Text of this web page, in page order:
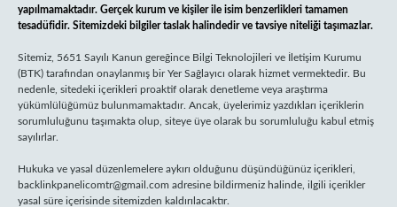
yapılmamaktadır. Gerçek kurum ve kişiler ile isim benzerlikleri tamamen
tesadüfidir. Sitemizdeki bilgiler taslak halindedir ve tavsiye niteliği taşımazlar.
Sitemiz, 5651 Sayılı Kanun gereğince Bilgi Teknolojileri ve İletişim Kurumu
(BTK) tarafından onaylanmış bir Yer Sağlayıcı olarak hizmet vermektedir. Bu
nedenle, sitedeki içerikleri proaktif olarak denetleme veya araştırma
yükümlülüğümüz bulunmamaktadır. Ancak, üyelerimiz yazdıkları içeriklerin
sorumluluğunu taşımakta olup, siteye üye olarak bu sorumluluğu kabul etmiş
sayılırlar.
Hukuka ve yasal düzenlemelere aykırı olduğunu düşündüğünüz içerikleri,
backlinkpanelicomtr@gmail.com adresine bildirmeniz halinde, ilgili içerikler
yasal süre içerisinde sitemizden kaldırılacaktır.